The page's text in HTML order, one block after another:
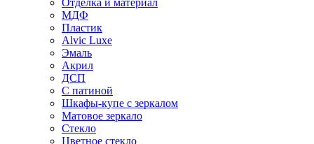
Отделка и материал
МДФ
Пластик
Alvic Luxe
Эмаль
Акрил
ДСП
С патиной
Шкафы-купе с зеркалом
Матовое зеркало
Стекло
Цветное стекло